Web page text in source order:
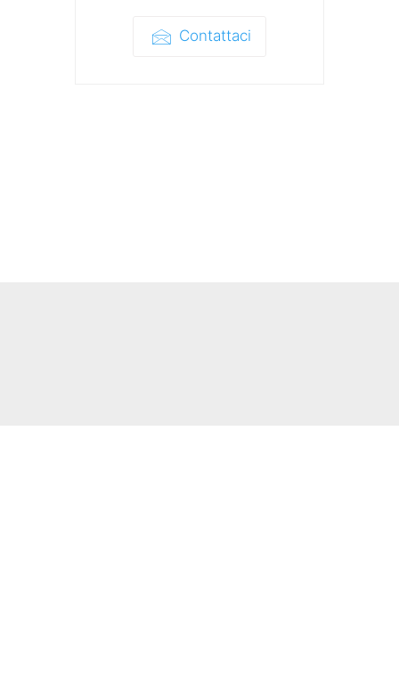
Contattaci